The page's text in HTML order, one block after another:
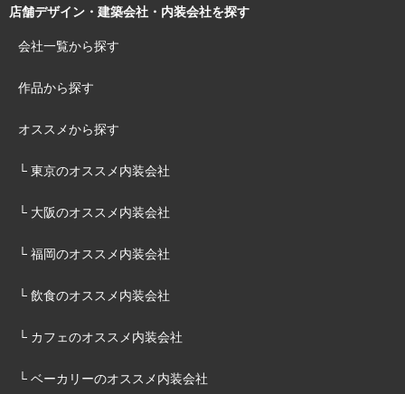
店舗デザイン・建築会社・内装会社を探す
会社一覧から探す
作品から探す
オススメから探す
└ 東京のオススメ内装会社
└ 大阪のオススメ内装会社
└ 福岡のオススメ内装会社
└ 飲食のオススメ内装会社
└ カフェのオススメ内装会社
└ ベーカリーのオススメ内装会社